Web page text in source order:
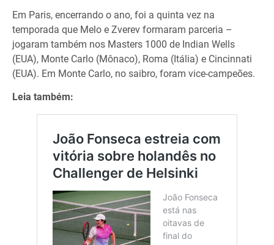
Em Paris, encerrando o ano, foi a quinta vez na
temporada que Melo e Zverev formaram parceria –
jogaram também nos Masters 1000 de Indian Wells
(EUA), Monte Carlo (Mônaco), Roma (Itália) e Cincinnati
(EUA). Em Monte Carlo, no saibro, foram vice-campeões.
Leia também: